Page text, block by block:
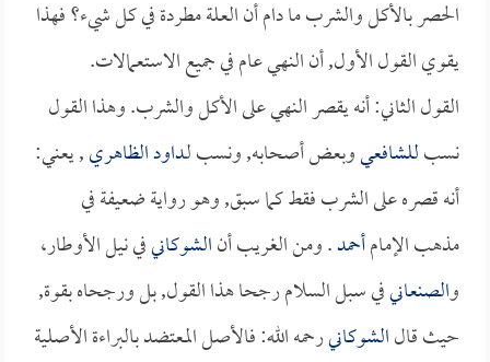
الحصر بالأكل والشرب ما دام أن العلة مطردة في كل شيء؟ فهذا
يقوي القول الأول, أن النهي عام في جميع الاستعمالات.
القول الثاني: أنه يقصر النهي على الأكل والشرب. وهذا القول
نسبللشافعيوبعض أصحابه, ونسب لـداود الظاهري, يعني:
أنه قصره على الشرب فقط كما سبق, وهو رواية ضعيفة في
مذهب الإمامأحمد. ومن الغريب أنالشوكانيفي نيل الأوطار،
والصنعانيفي سبل السلام رجحا هذا القول, بل ورجحاه بقوة,
حيث قالالشوكانيرحمه الله: فالأصل المعتضد بالبراءة الأصلية